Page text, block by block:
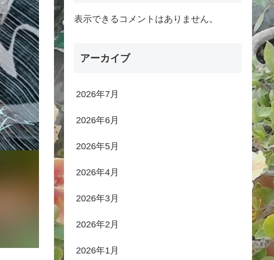
表示できるコメントはありません。
アーカイブ
2026年7月
2026年6月
2026年5月
2026年4月
2026年3月
2026年2月
2026年1月